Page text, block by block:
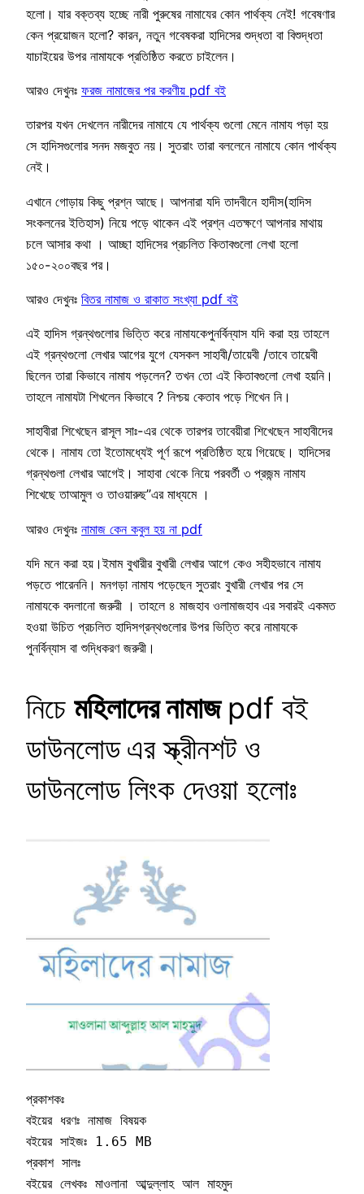
হলো। যার বক্তব্য হচ্ছে নারী পুরুষের নামাযের কোন পার্থক্য নেই! গবেষণার
কেন প্রয়োজন হলো? কারন, নতুন গবেষকরা হাদিসের শুদ্ধতা বা বিশুদ্ধতা
যাচাইয়ের উপর নামাযকে প্রতিষ্ঠিত করতে চাইলেন।
আরও দেখুনঃ ফরজ নামাজের পর করণীয় pdf বই
তারপর যখন দেখলেন নারীদের নামাযে যে পার্থক্য গুলো মেনে নামায পড়া হয়
সে হাদিসগুলোর সনদ মজবুত নয়। সুতরাং তারা বললেনে নামাযে কোন পার্থক্য
নেই।
এখানে গোড়ায় কিছু প্রশ্ন আছে। আপনারা যদি তাদবীনে হাদীস(হাদিস
সংকলনের ইতিহাস) নিয়ে পড়ে থাকেন এই প্রশ্ন এতক্ষণে আপনার মাথায়
চলে আসার কথা । আচ্ছা হাদিসের প্রচলিত কিতাবগুলো লেখা হলো
১৫০-২০০বছর পর।
আরও দেখুনঃ বিতর নামাজ ও রাকাত সংখ্যা pdf বই
এই হাদিস গ্রন্থগুলোর ভিত্তি করে নামাযকেপুনর্বিন্যাস যদি করা হয় তাহলে
এই গ্রন্থগুলো লেখার আগের যুগে যেসকল সাহাবী/তায়েবী /তাবে তায়েবী
ছিলেন তারা কিভাবে নামায পড়লেন? তখন তো এই কিতাবগুলো লেখা হয়নি।
তাহলে নামাযটা শিখলেন কিভাবে ? নিশ্চয় কেতাব পড়ে শিখেন নি।
সাহাবীরা শিখেছেন রাসূল সাঃ-এর থেকে তারপর তাবেয়ীরা শিখেছেন সাহাবীদের
থেকে। নামায তো ইতোমধ্যেই পূর্ণ রূপে প্রতিষ্ঠিত হয়ে গিয়েছে। হাদিসের
গ্রন্থগুলা লেখার আগেই। সাহাবা থেকে নিয়ে পরবর্তী ৩ প্রজন্ম নামায
শিখেছে তাআমুল ও তাওয়ারুছ”এর মাধ্যমে ।
আরও দেখুনঃ নামাজ কেন কবুল হয় না pdf
যদি মনে করা হয়।ইমাম বুখারীর বুখারী লেখার আগে কেও সহীহভাবে নামায
পড়তে পারেননি। মনগড়া নামায পড়েছেন সুতরাং বুখারী লেখার পর সে
নামাযকে বদলানো জরুরী । তাহলে ৪ মাজহাব ওলামাজহাব এর সবারই একমত
হওয়া উচিত প্রচলিত হাদিসগ্রন্থগুলোর উপর ভিত্তি করে নামাযকে
পুনর্বিন্যাস বা শুদ্ধিকরণ জরুরী।
নিচে মহিলাদের নামাজpdf বই
ডাউনলোড এর স্ক্রীনশট ও
ডাউনলোড লিংক দেওয়া হলোঃ
প্রকাশকঃ
বইয়ের ধরণঃ নামাজ বিষয়ক
বইয়ের সাইজঃ 1.65 MB
প্রকাশ সালঃ
বইয়ের লেখকঃ মাওলানা আব্দুল্লাহ আল মাহমুদ